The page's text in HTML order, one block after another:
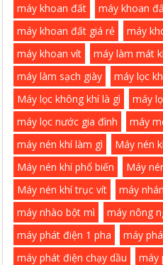
máy khoan đất
máy khoan
máy khoan đất giá rẻ
máy
máy khoan vít
máy làm mát
máy làm sạch giày
máy lọc
Máy lọc không khí là gì
máy
máy lọc nước gia đình
máy
máy nén khí làm gì
Máy nén
Máy nén khí phổ biến
Máy
Máy nén khí trục vít
máy
máy nhào bột mì
máy nông
máy phát điện 1 pha
máy
máy phát điện chạy dầu
máy